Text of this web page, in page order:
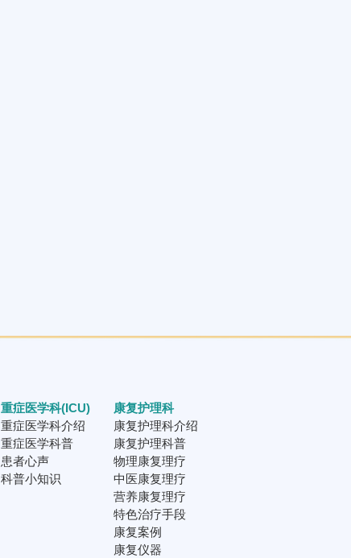
重症医学科(ICU)
重症医学科介绍
重症医学科普
患者心声
科普小知识
康复护理科
康复护理科介绍
康复护理科普
物理康复理疗
中医康复理疗
营养康复理疗
特色治疗手段
康复案例
康复仪器